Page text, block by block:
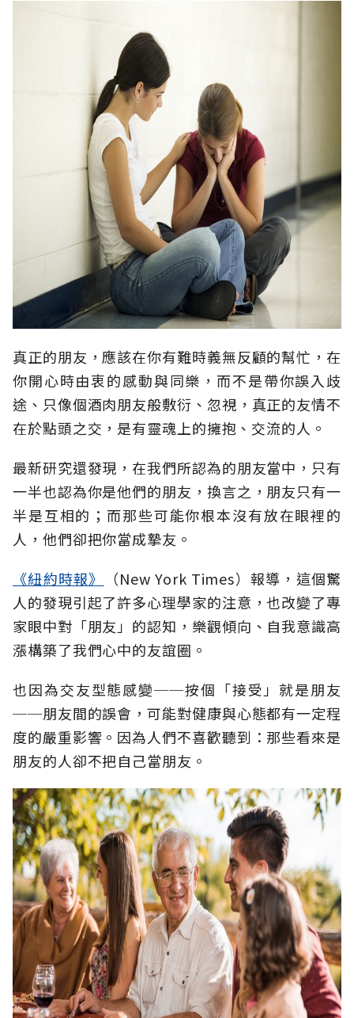
真正的朋友，應該在你有難時義無反顧的幫忙，在
你開心時由衷的感動與同樂，而不是帶你誤入歧
途、只像個酒肉朋友般敷衍、忽視，真正的友情不
在於點頭之交，是有靈魂上的擁抱、交流的人。
最新研究還發現，在我們所認為的朋友當中，只有
一半也認為你是他們的朋友，換言之，朋友只有一
半是互相的；而那些可能你根本沒有放在眼裡的
人，他們卻把你當成摯友。
《紐約時報》
（New York Times）報導，這個驚
人的發現引起了許多心理學家的注意，也改變了專
家眼中對「朋友」的認知，樂觀傾向、自我意識高
漲構築了我們心中的友誼圈。
也因為交友型態感變──按個「接受」就是朋友
──朋友間的誤會，可能對健康與心態都有一定程
度的嚴重影響。因為人們不喜歡聽到：那些看來是
朋友的人卻不把自己當朋友。